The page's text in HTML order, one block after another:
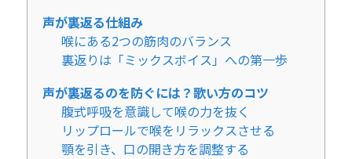
声が裏返る仕組み
喉にある2つの筋肉のバランス
裏返りは「ミックスボイス」への第一歩
声が裏返るのを防ぐには？歌い方のコツ
腹式呼吸を意識して喉の力を抜く
リップロールで喉をリラックスさせる
顎を引き、口の開き方を調整する